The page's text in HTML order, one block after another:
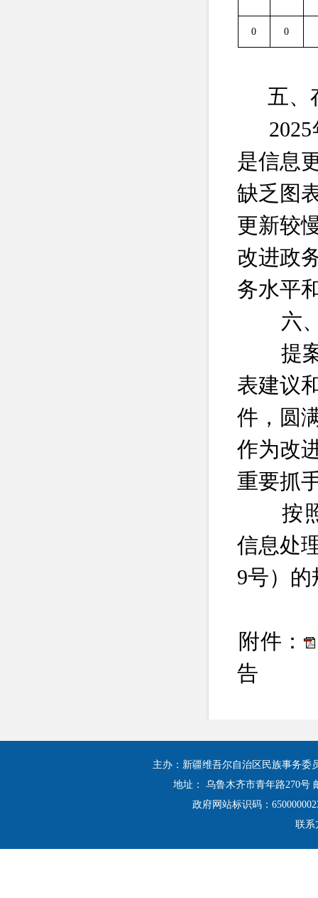
0 0
五、
2025
是信息
缺乏 图
更新较
改进政
务水平
六
提
表建议
件，圆
作为改
重要抓
按
信息处
9号） 的
附件：
告
主办：新疆维吾尔自治区民族事务委
地址： 乌鲁木齐市青年路270号
政府网站标识码：
联系